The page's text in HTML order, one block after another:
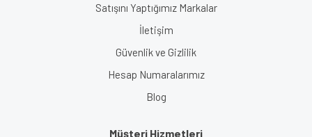
Satışını Yaptığımız Markalar
İletişim
Güvenlik ve Gizlilik
Hesap Numaralarımız
Blog
Müşteri Hizmetleri